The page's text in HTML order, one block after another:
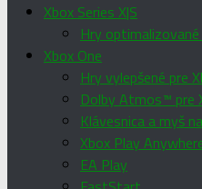
Xbox Series X|S
Hry optimalizované
Xbox One
Hry vylepšené pre
Dolby Atmos™ pre
Klávesnica a myš
Xbox Play
EA Play